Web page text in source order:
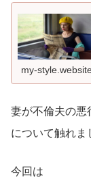
my-
妻が不倫夫の悪
について触れま
今回は